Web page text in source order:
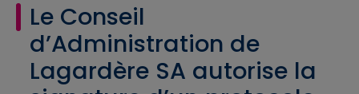
Le Conseil
d’Administration de
Lagardère SA autorise la